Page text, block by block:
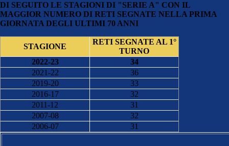
DI SEGUITO LE STAGIONI DI "SERIE A" CON IL
MAGGIOR NUMERO DI RETI SEGNATE NELLA PRIMA
GIORNATA DEGLI ULTIMI 70 ANNI
STAGIONE
RETI SEGNATE AL 1°
TURNO
2022-23
34
2021-22
36
2019-20
33
2016-17
32
2011-12
31
2007-08
32
2006-07
31